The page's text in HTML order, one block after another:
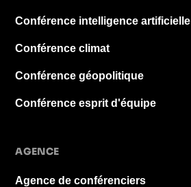
Conférence intelligence artificielle
Conférence climat
Conférence géopolitique
Conférence esprit d'équipe
AGENCE
Agence de conférenciers